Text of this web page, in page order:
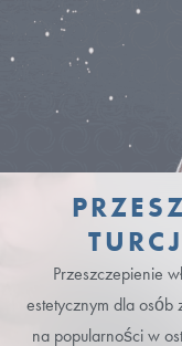
Przeszczepienie
estetycznym dla osób
na popularności w